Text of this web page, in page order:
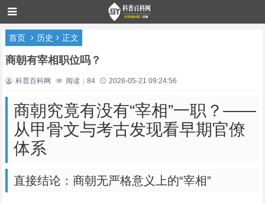
首页 历史 正文
商朝有宰相职位吗？
科普百科网 阅读：84 2026-05-21 09:24:56
商朝究竟有没有“宰相”一职？——
从甲骨文与考古发现看早期官僚
体系
直接结论：商朝无严格意义上的“宰相”